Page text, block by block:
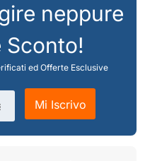
neppure
Sconto!
ed Offerte Esclusive
Mi Iscrivo